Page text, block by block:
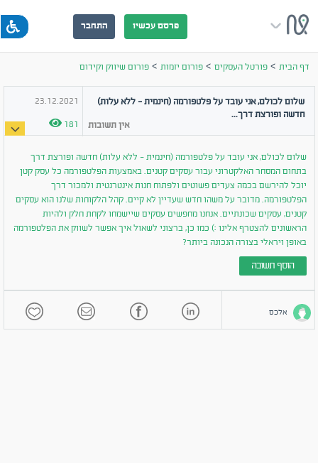
פרסם עכשיו התחבר
דף הבית >פורטל העסקים >פורום יזמות >פורום שיווק וקידום
שלום לכולם, אני עובד על פלטפורמה (חינמית - ללא עלות)
חדשה ופורצת דרך...
אין תשובות
23.12.2021
181
שלום לכולם, אני עובד על פלטפורמה (חינמית - ללא עלות) חדשה ופורצת דרך
בתחום המסחר האלקטרוני עבור עסקים קטנים. באמצעות הפלטפורמה כל עסק קטן
יוכל להירשם בכמה צעדים פשוטים ולפתוח חנות אינטרנטית ולמכור דרך
הפלטפורמה. מדובר על משהו חדש שעדיין לא קיים. קהל הלקוחות שלנו הוא עסקים
קטנים, עסקים שכונתיים. אנחנו מחפשים עסקים שיישמחו לקחת חלק ולהיות
הראשונים להצטרף אלינו :) כמו כן, ברצוני לשאול איך אפשר לשווק את הפלטפורמה
באופן ויראלי בצורה הנכונה ביותר?
הוסף תשובה
אלכס